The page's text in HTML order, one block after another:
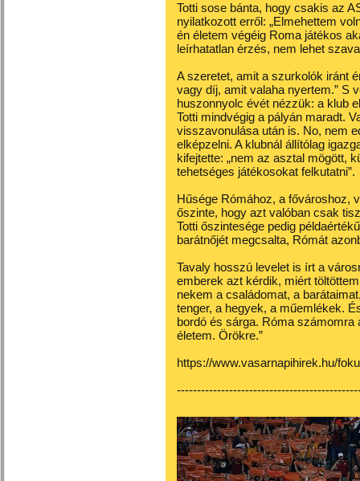
Totti sose bánta, hogy csakis az
nyilatkozott erről: „Elmehettem
én életem végéig Roma játékos
leírhatatlan érzés, nem lehet
A szeretet, amit a szurkolók iránt
vagy díj, amit valaha nyertem.” S
huszonnyolc évét nézzük: a klub
Totti mindvégig a pályán maradt.
visszavonulása után is. No, nem
elképzelni. A klubnál állítólag
kifejtette: „nem az asztal mögött,
tehetséges játékosokat felkutatni”.
Hűsége Rómához, a fővároshoz,
őszinte, hogy azt valóban csak
Totti őszintesége pedig
barátnőjét megcsalta, Rómát
Tavaly hosszú levelet is írt a
emberek azt kérdik, miért
nekem a családomat, a
tenger, a hegyek, a műemlékek.
bordó és sárga. Róma
életem. Örökre.”
https://www.vasarnapihirek.hu/